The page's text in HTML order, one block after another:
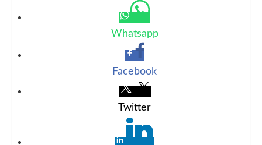
Whatsapp
Facebook
Twitter